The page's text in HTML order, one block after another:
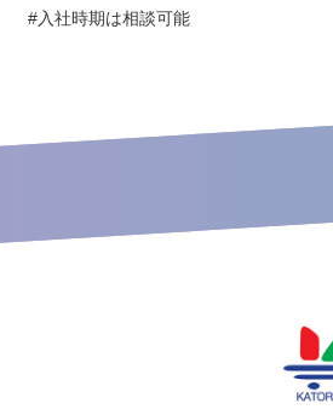
#入社時期は相談可能